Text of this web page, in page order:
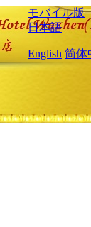
モバイル版
日本語
English 简体